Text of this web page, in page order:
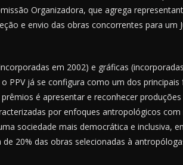
Organizadora, que agrega
e envio das obras concorrentes para um
em 2002) e gráficas
PPV já se configura como um dos
é apresentar e reconhecer produções
por enfoques antropológicos com
sociedade mais democrática e inclusiva,
20% das obras selecionadas à